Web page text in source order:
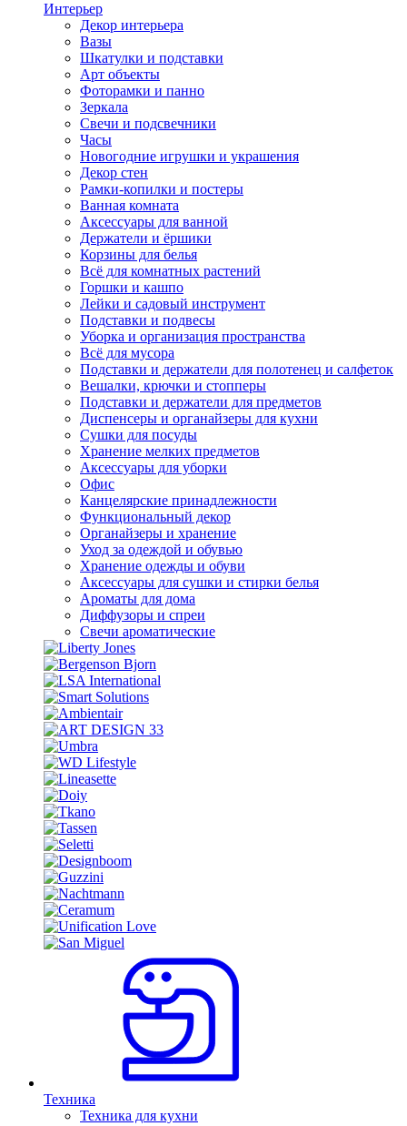
Интерьер
Декор интерьера
Вазы
Шкатулки и подставки
Арт объекты
Фоторамки и панно
Зеркала
Свечи и подсвечники
Часы
Новогодние игрушки и украшения
Декор стен
Рамки-копилки и постеры
Ванная комната
Аксессуары для ванной
Держатели и ёршики
Корзины для белья
Всё для комнатных растений
Горшки и кашпо
Лейки и садовый инструмент
Подставки и подвесы
Уборка и организация пространства
Всё для мусора
Подставки и держатели для полотенец и салфеток
Вешалки, крючки и стопперы
Подставки и держатели для предметов
Диспенсеры и органайзеры для кухни
Сушки для посуды
Хранение мелких предметов
Аксессуары для уборки
Офис
Канцелярские принадлежности
Функциональный декор
Органайзеры и хранение
Уход за одеждой и обувью
Хранение одежды и обуви
Аксессуары для сушки и стирки белья
Ароматы для дома
Диффузоры и спреи
Свечи ароматические
Техника
Техника для кухни